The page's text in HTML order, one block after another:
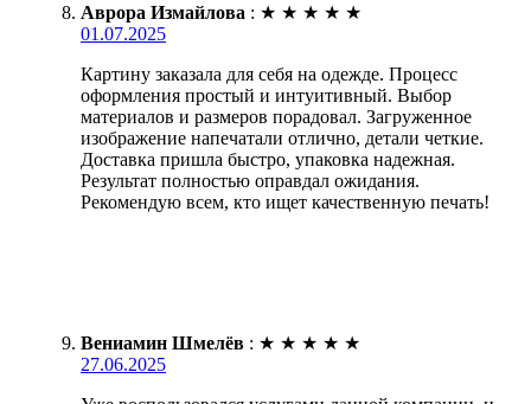
Аврора Измайлова : ★ ★ ★ ★ ★
01.07.2025
Картину заказала для себя на одежде. Процесс
оформления простый и интуитивный. Выбор
материалов и размеров порадовал. Загруженное
изображение напечатали отлично, детали четкие.
Доставка пришла быстро, упаковка надежная.
Результат полностью оправдал ожидания.
Рекомендую всем, кто ищет качественную печать!
Вениамин Шмелёв : ★ ★ ★ ★ ★
27.06.2025